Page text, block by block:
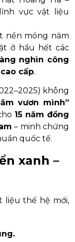
vực vật liệu
nền móng năm
ở hầu hết các
nghìn công
cấp.
không
vươn mình”
15 năm đồng
– minh chứng
quốc tế.
xanh –
liệu thế hệ mới,